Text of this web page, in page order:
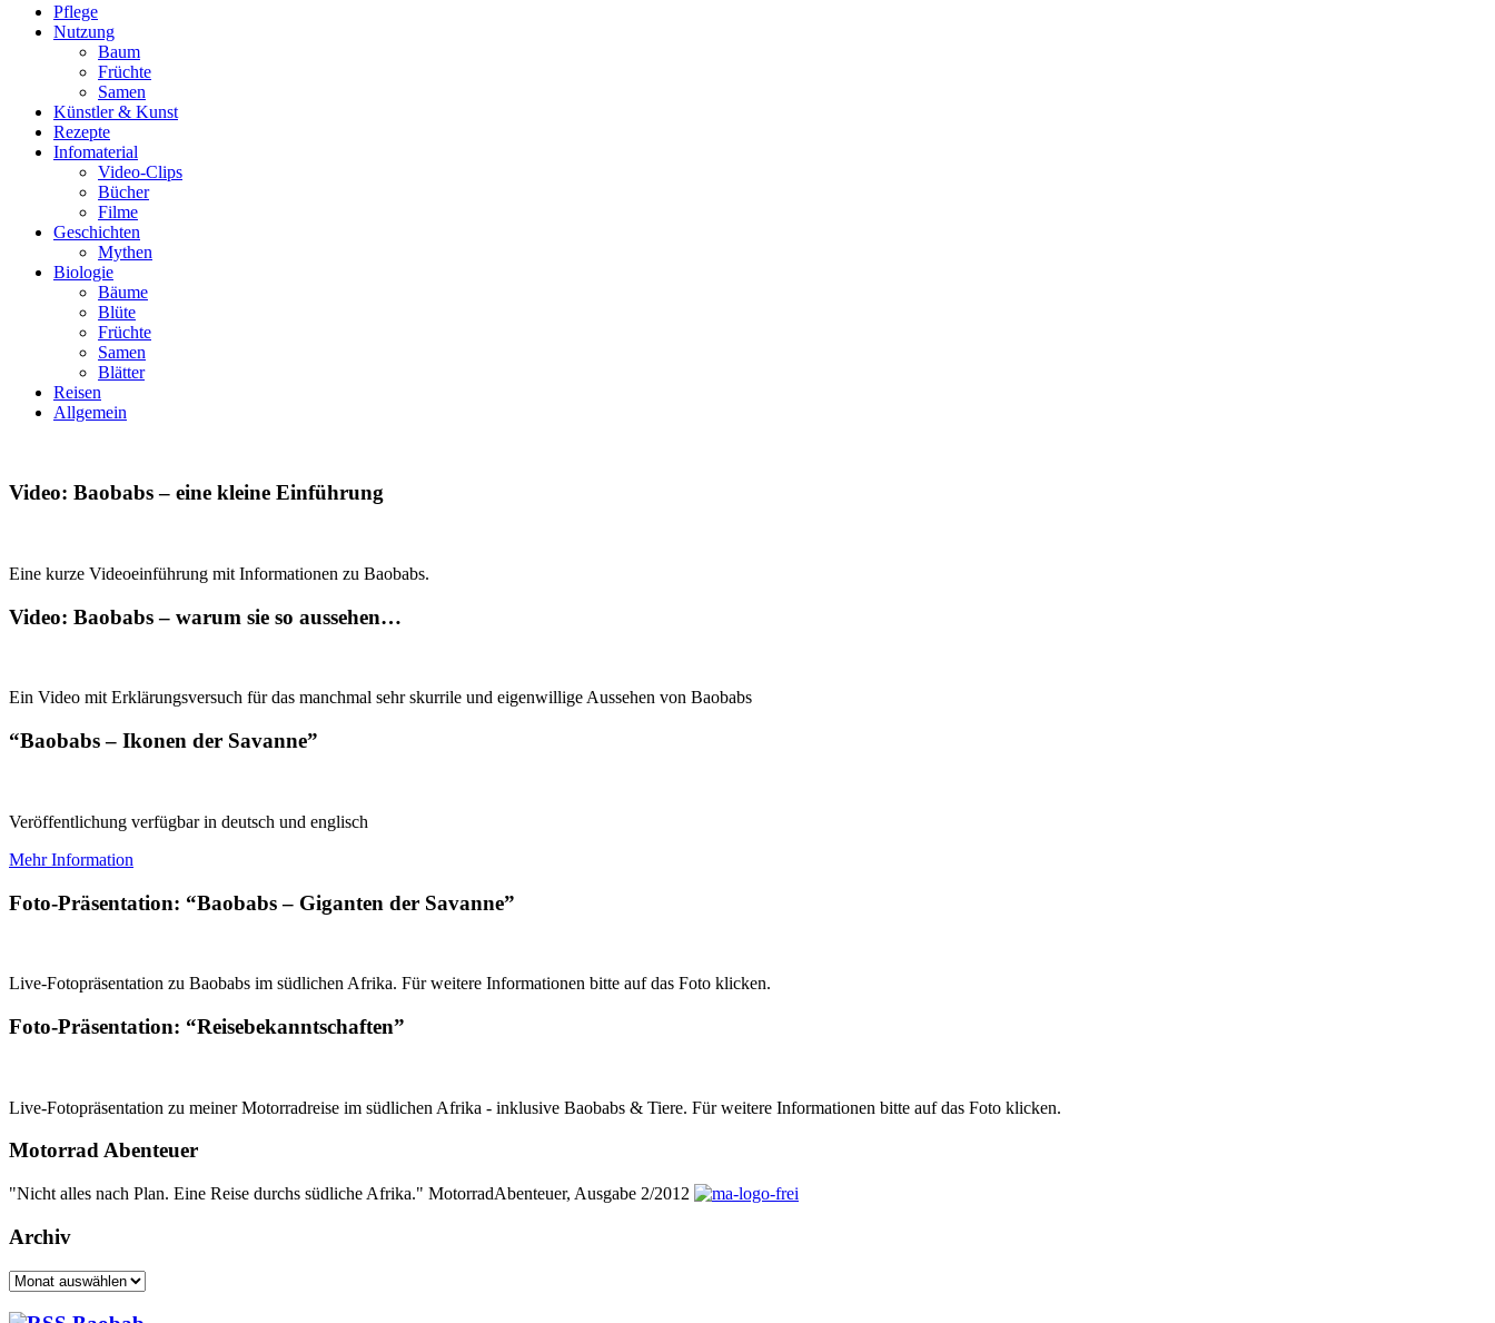
Pflege
Nutzung
Baum
Früchte
Samen
Künstler & Kunst
Rezepte
Infomaterial
Video-Clips
Bücher
Filme
Geschichten
Mythen
Biologie
Bäume
Blüte
Früchte
Samen
Blätter
Reisen
Allgemein
Video: Baobabs – eine kleine Einführung
Eine kurze Videoeinführung mit Informationen zu Baobabs.
Video: Baobabs – warum sie so aussehen…
Ein Video mit Erklärungsversuch für das manchmal sehr skurrile und eigenwillige Aussehen von Baobabs
“Baobabs – Ikonen der Savanne”
Veröffentlichung verfügbar in deutsch und englisch
Mehr Information
Foto-Präsentation: “Baobabs – Giganten der Savanne”
Live-Fotopräsentation zu Baobabs im südlichen Afrika. Für weitere Informationen bitte auf das Foto klicken.
Foto-Präsentation: “Reisebekanntschaften”
Live-Fotopräsentation zu meiner Motorradreise im südlichen Afrika - inklusive Baobabs & Tiere. Für weitere Informationen bitte auf das Foto klicken.
Motorrad Abenteuer
"Nicht alles nach Plan. Eine Reise durchs südliche Afrika." MotorradAbenteuer, Ausgabe 2/2012
Archiv
Archiv